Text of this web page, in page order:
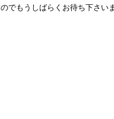
でもうしばらくお待ち下さい